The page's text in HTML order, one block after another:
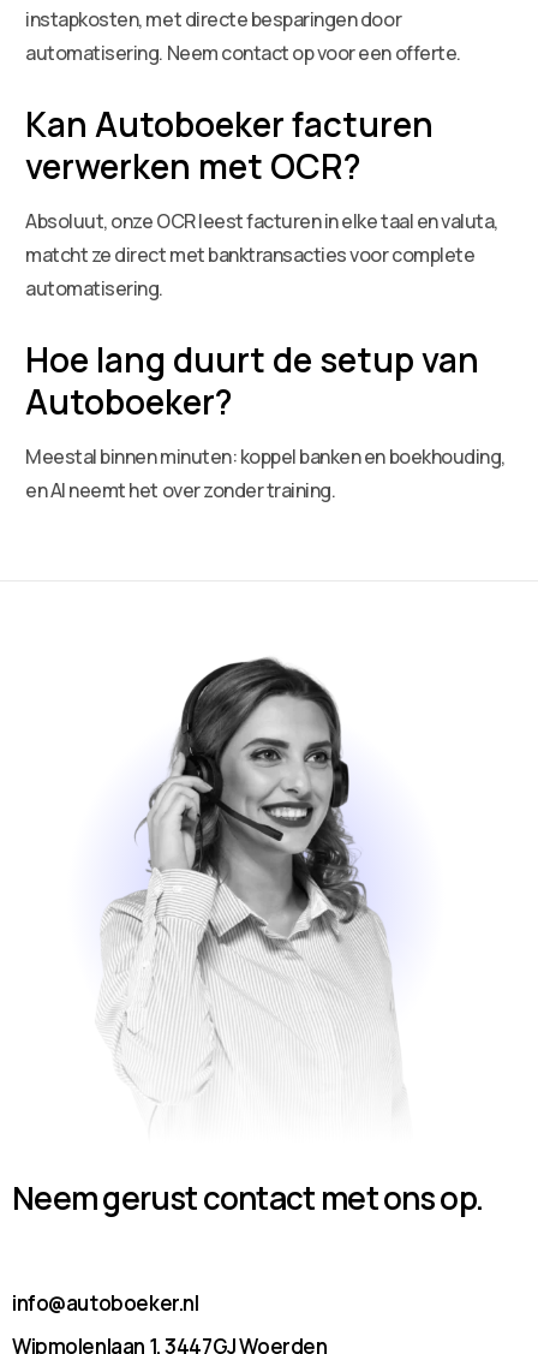
instapkosten, met directe besparingen door
automatisering. Neem contact op voor een offerte.
Kan Autoboeker facturen
verwerken met OCR?
Absoluut, onze OCR leest facturen in elke taal en valuta,
matcht ze direct met banktransacties voor complete
automatisering.
Hoe lang duurt de setup van
Autoboeker?
Meestal binnen minuten: koppel banken en boekhouding,
en AI neemt het over zonder training.
Neem gerust contact met ons op.
info@autoboeker.nl
Wipmolenlaan 1, 3447GJ Woerden